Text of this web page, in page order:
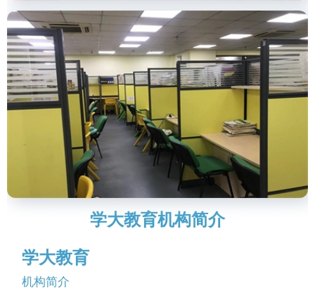
学大教育机构简介
学大教育
机构简介